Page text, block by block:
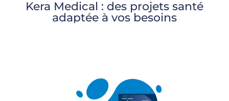
Kera Medical : des projets santé
adaptée à vos besoins
l’après-événement
Accompagnement dans la recherche de